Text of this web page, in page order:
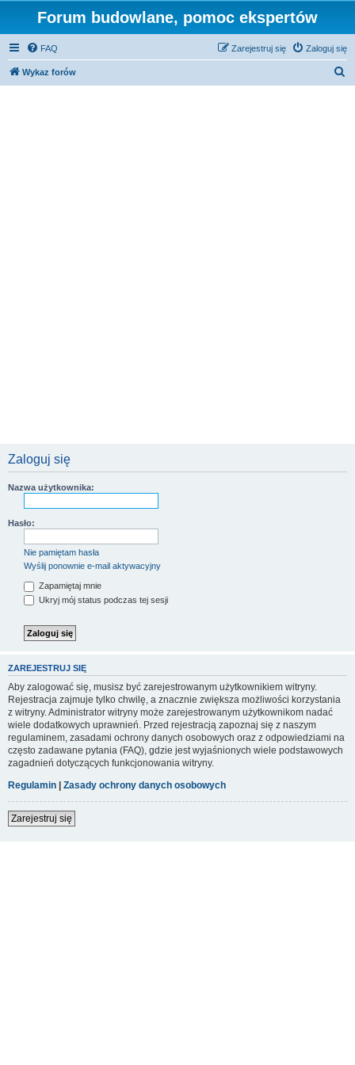
Forum budowlane, pomoc ekspertów
FAQ Zaloguj się
Zarejestruj się
Wykaz forów
Zaloguj się
Nazwa użytkownika:
Hasło:
Nie pamiętam hasła
Wyślij ponownie e-mail aktywacyjny
Zapamiętaj mnie
Ukryj mój status podczas tej sesji
ZAREJESTRUJ SIĘ
Aby zalogować się, musisz być zarejestrowanym użytkownikiem witryny.
Rejestracja zajmuje tylko chwilę, a znacznie zwiększa możliwości korzystania
z witryny. Administrator witryny może zarejestrowanym użytkownikom nadać
wiele dodatkowych uprawnień. Przed rejestracją zapoznaj się z naszym
regulaminem, zasadami ochrony danych osobowych oraz z odpowiedziami na
często zadawane pytania (FAQ), gdzie jest wyjaśnionych wiele podstawowych
zagadnień dotyczących funkcjonowania witryny.
Regulamin | Zasady ochrony danych osobowych
Zarejestruj się